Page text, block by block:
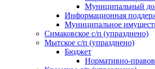
Муниципальный
Информационная
Муниципальное
Симаковское с/п (упразднено)
Мытское с/п (упразднено)
Бюджет
Нормативно-